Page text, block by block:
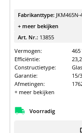
Fabrikanttype:
+ meer bekijken
Art. Nr.: 13855
Vermogen:
Efficiëntie:
Constructietype:
Garantie:
15/
Afmetingen:
+ meer bekijken
Voorradig